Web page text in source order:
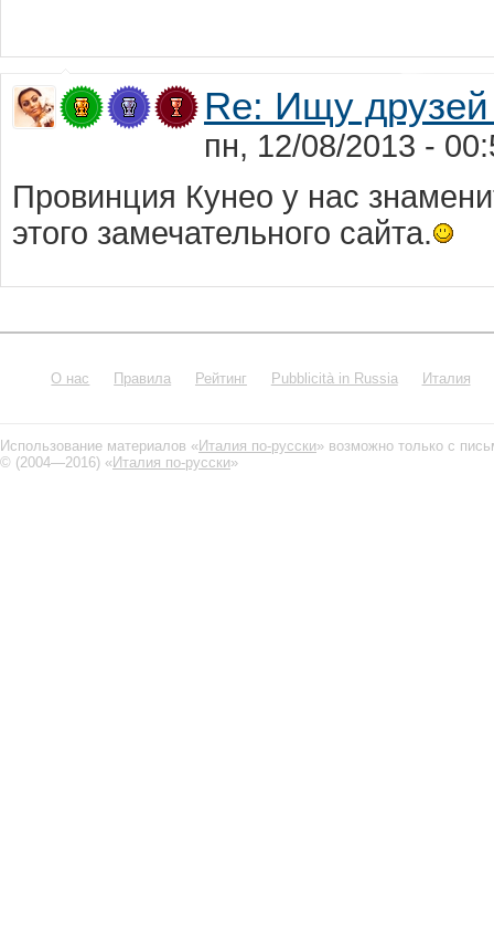
Re: Ищу
пн, 12/08/2013 -
Провинция Кунео у нас
этого замечательного сайта.
О нас Правила Рейтинг Pubblicità in Russia Италия
Использование материалов «Италия по-русски» возможно только с
© (2004—2016) «Италия по-русски»